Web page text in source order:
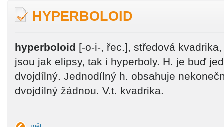
HYPERBOLOID
hyperboloid [-o-i-, řec.], středová
jsou jak elipsy, tak i hyperboly. H. je buď
dvojdílný. Jednodílný h. obsahuje
dvojdílný žádnou. V.t. kvadrika.